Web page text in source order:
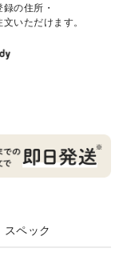
の住所・
いただけます。
スペック